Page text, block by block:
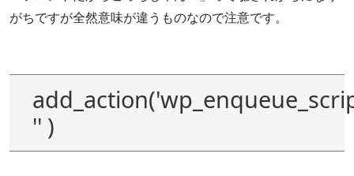
がちですが全然意味が違うものなので注意です。
'' )